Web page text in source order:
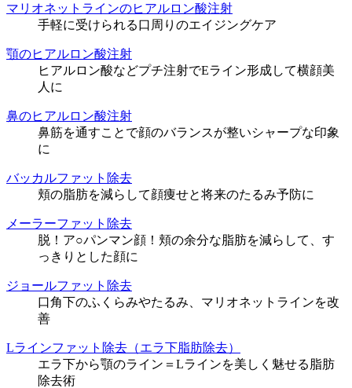
マリオネットラインのヒアルロン酸注射
手軽に受けられる口周りのエイジングケア
顎のヒアルロン酸注射
ヒアルロン酸などプチ注射でEライン形成して横顔美
人に
鼻のヒアルロン酸注射
鼻筋を通すことで顔のバランスが整いシャープな印象
に
バッカルファット除去
頬の脂肪を減らして顔痩せと将来のたるみ予防に
メーラーファット除去
脱！ア○パンマン顔！頬の余分な脂肪を減らして、す
っきりとした顔に
ジョールファット除去
口角下のふくらみやたるみ、マリオネットラインを改
善
Lラインファット除去（エラ下脂肪除去）
エラ下から顎のライン＝Lラインを美しく魅せる脂肪
除去術